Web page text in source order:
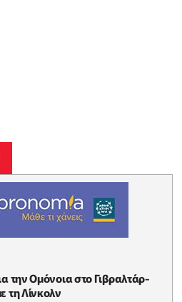
την Ομόνοια στο Γιβραλτάρ-
τη Λίνκολν